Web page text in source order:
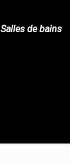
Salles de bains